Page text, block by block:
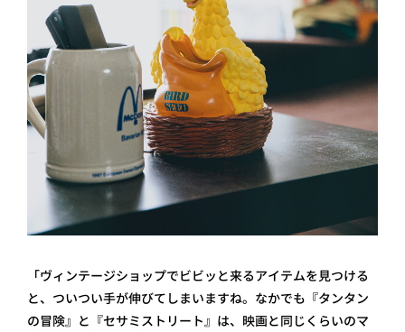
「ヴィンテージショップでビビッと来るアイテムを見つける
と、ついつい手が伸びてしまいますね。なかでも『タンタン
の冒険』と『セサミストリート』は、映画と同じくらいのマ